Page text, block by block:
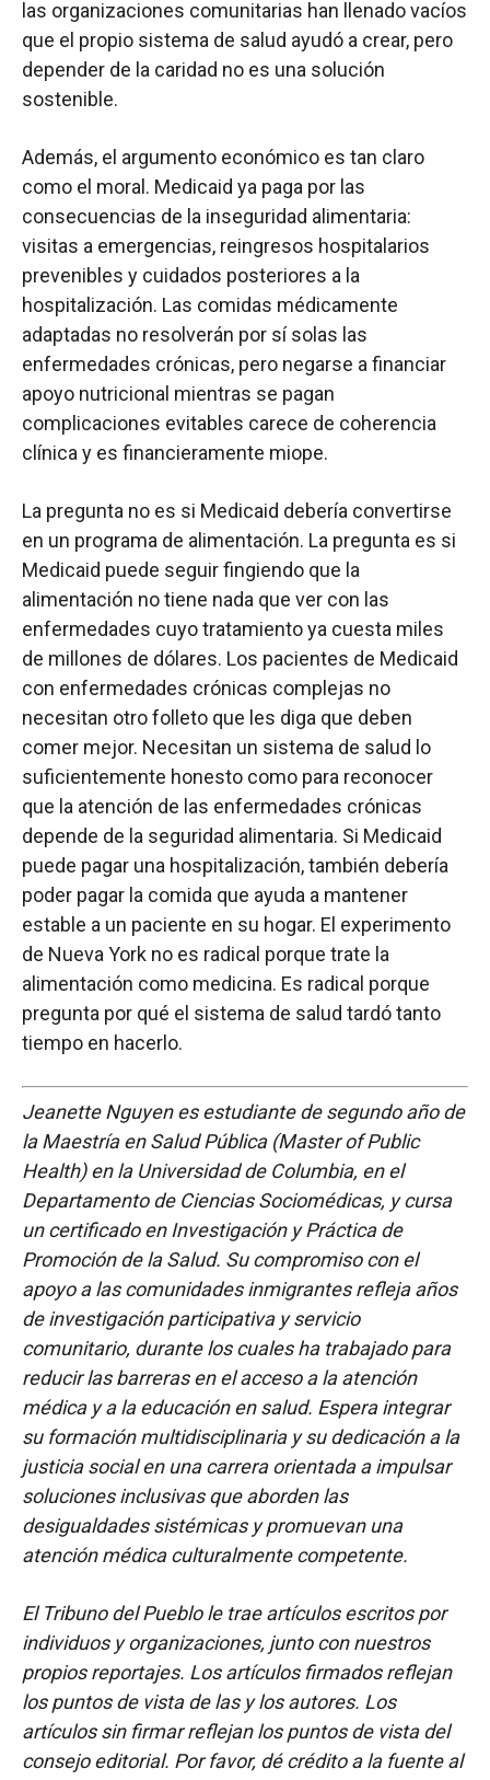
las organizaciones comunitarias han llenado vacíos
que el propio sistema de salud ayudó a crear, pero
depender de la caridad no es una solución
sostenible.
Además, el argumento económico es tan claro
como el moral. Medicaid ya paga por las
consecuencias de la inseguridad alimentaria:
visitas a emergencias, reingresos hospitalarios
prevenibles y cuidados posteriores a la
hospitalización. Las comidas médicamente
adaptadas no resolverán por sí solas las
enfermedades crónicas, pero negarse a financiar
apoyo nutricional mientras se pagan
complicaciones evitables carece de coherencia
clínica y es financieramente miope.
La pregunta no es si Medicaid debería convertirse
en un programa de alimentación. La pregunta es si
Medicaid puede seguir fingiendo que la
alimentación no tiene nada que ver con las
enfermedades cuyo tratamiento ya cuesta miles
de millones de dólares. Los pacientes de Medicaid
con enfermedades crónicas complejas no
necesitan otro folleto que les diga que deben
comer mejor. Necesitan un sistema de salud lo
suficientemente honesto como para reconocer
que la atención de las enfermedades crónicas
depende de la seguridad alimentaria. Si Medicaid
puede pagar una hospitalización, también debería
poder pagar la comida que ayuda a mantener
estable a un paciente en su hogar. El experimento
de Nueva York no es radical porque trate la
alimentación como medicina. Es radical porque
pregunta por qué el sistema de salud tardó tanto
tiempo en hacerlo.
Jeanette Nguyen es estudiante de segundo año de
la Maestría en Salud Pública (Master of Public
Health) en la Universidad de Columbia, en el
Departamento de Ciencias Sociomédicas, y cursa
un certificado en Investigación y Práctica de
Promoción de la Salud. Su compromiso con el
apoyo a las comunidades inmigrantes refleja años
de investigación participativa y servicio
comunitario, durante los cuales ha trabajado para
reducir las barreras en el acceso a la atención
médica y a la educación en salud. Espera integrar
su formación multidisciplinaria y su dedicación a la
justicia social en una carrera orientada a impulsar
soluciones inclusivas que aborden las
desigualdades sistémicas y promuevan una
atención médica culturalmente competente.
El Tribuno del Pueblo le trae artículos escritos por
individuos y organizaciones, junto con nuestros
propios reportajes. Los artículos firmados reflejan
los puntos de vista de las y los autores. Los
artículos sin firmar reflejan los puntos de vista del
consejo editorial. Por favor, dé crédito a la fuente al